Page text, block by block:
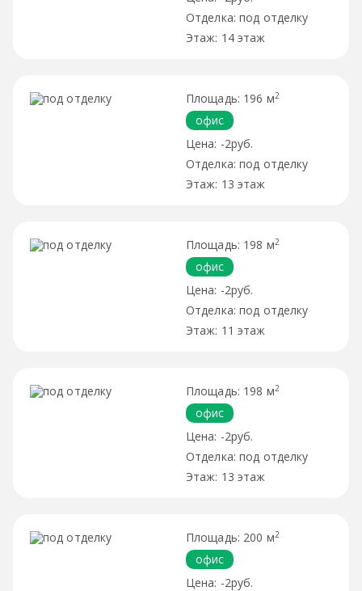
под отделку
14 этаж
196 м2
офис
-2руб.
под отделку
13 этаж
198 м2
офис
-2руб.
под отделку
11 этаж
198 м2
офис
-2руб.
под отделку
13 этаж
200 м2
офис
-2руб.